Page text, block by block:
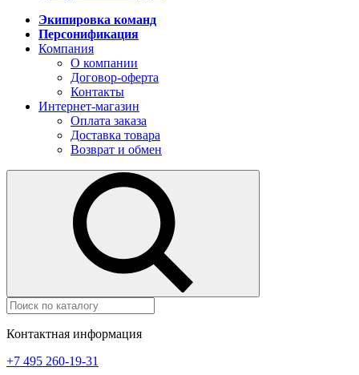
Экипировка команд
Персонификация
Компания
О компании
Договор-оферта
Контакты
Интернет-магазин
Оплата заказа
Доставка товара
Возврат и обмен
Контактная информация
+7 495 260-19-31